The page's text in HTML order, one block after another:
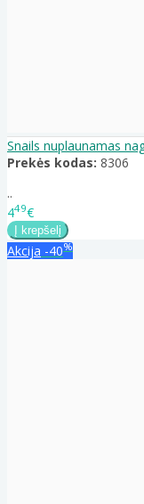
Snails nuplaunamas
Prekės kodas: 8306
..
449€
Akcija -40%